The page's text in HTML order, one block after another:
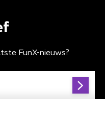
FunX-nieuws?